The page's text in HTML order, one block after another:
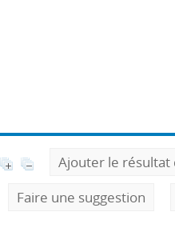
Ajouter le résultat
Faire une suggestion